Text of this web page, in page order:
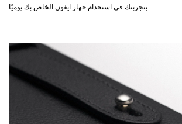
بتجربتك في استخدام جهاز ايفون الخاص بك يوميًا